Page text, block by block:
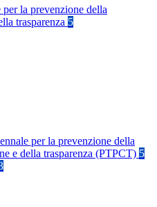
la prevenzione della
trasparenza 5
per la prevenzione della
e della trasparenza (PTPCT) 5